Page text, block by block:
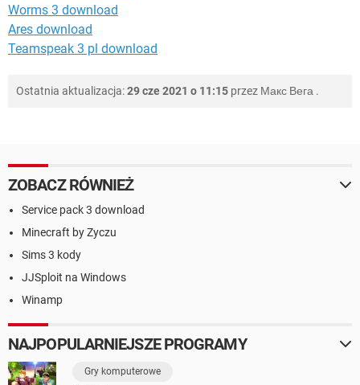
Worms 3 download
Ares download
Teamspeak 3 pl download
Ostatnia aktualizacja:29 cze 2021 o 11:15 przez Макс Вега .
ZOBACZ RÓWNIEŻ
Service pack 3 download
Minecraft by Zyczu
Sims 3 kody
JJSploit na Windows
Winamp
NAJPOPULARNIEJSZE PROGRAMY
Gry komputerowe